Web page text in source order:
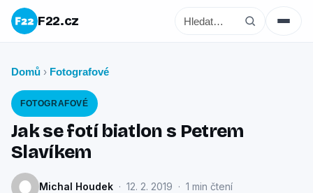
F22.cz
Domů › Fotografové
FOTOGRAFOVÉ
Jak se fotí biatlon s Petrem
Slavíkem
Michal Houdek · 12. 2. 2019 · 1 min čtení